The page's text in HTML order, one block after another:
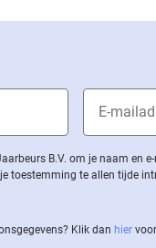
B.V. om je naam en
toestemming te allen tijde
Klik dan hier